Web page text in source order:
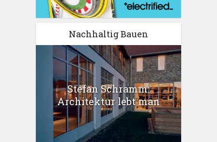
Nachhaltig Bauen
Stefan Schramm:
Architektur lebt man